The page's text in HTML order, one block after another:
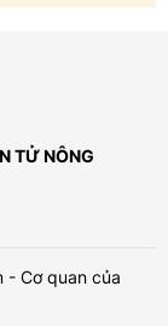
TỬ NÔNG
- Cơ quan của